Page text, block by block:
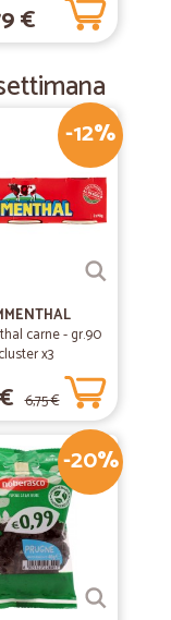
€
-12%
carne - gr.90
cluster x3
6,75 €
-20%